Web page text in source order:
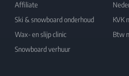
Affiliate
Ski & snowboard onderhoud
Wax- en slijp clinic
Snowboard verhuur
KVK
Btw